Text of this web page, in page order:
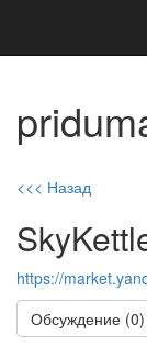
<<< Назад
https://
Обсуждение (0)